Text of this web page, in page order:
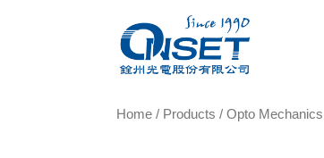
Home / Products / Opto Mechanics